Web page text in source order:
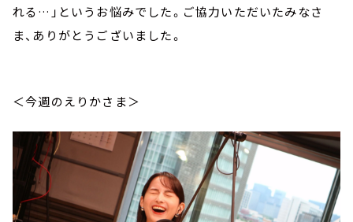
れる…」というお悩みでした。ご協力いただいたみなさ
ま、ありがとうございました。
＜今週のえりかさま＞